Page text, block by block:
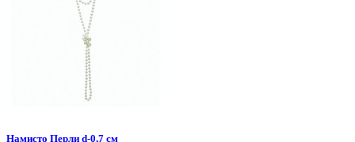
Намисто Перли d-0,7 см